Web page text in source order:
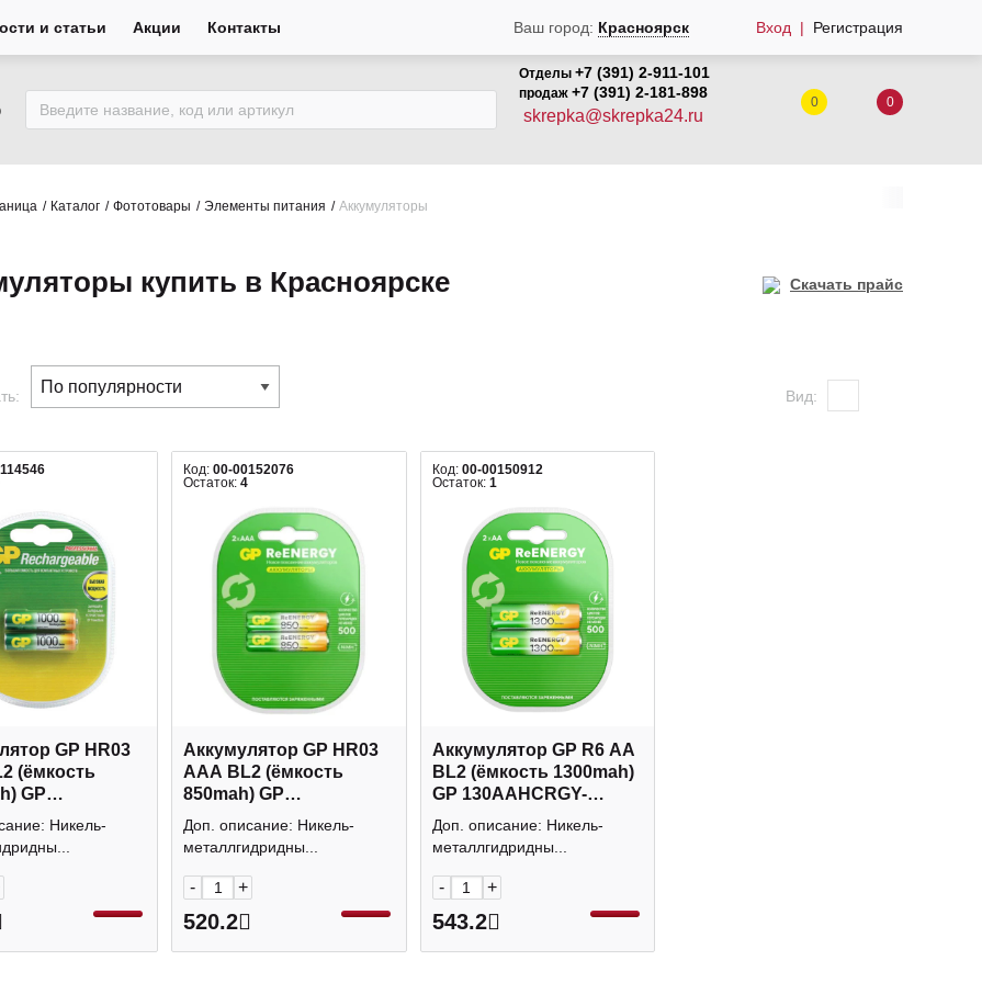
и статьи Акции Контакты Ваш город: Красноярск Вход Регистрация
Отделы +7 (391) 2-911-101
продаж +7 (391) 2-181-898
skrepka@skrepka24.ru
0 0
Каталог Фототовары Элементы питания Аккумуляторы
купить в Красноярске Скачать прайс
Вид:
GP HR03
(ёмкость
GP
2DECRC2
Никель-
Код:00-00152076
Остаток:4
Аккумулятор GP HR03
AAA BL2 (ёмкость
850mah) GP
85AAAHCRGY-2CRCB2
(1уп*2шт)
Доп. описание: Никель-
металлгидридны...
- +
520.2
Код: 00-00150912
Остаток: 1
Аккумулятор GP R6 AA
BL2 (ёмкость 1300mah)
GP 130AAHCRGY-
2CRCB2 (1уп*2шт)
Доп. описание: Никель-
металлгидридны...
- +
543.2